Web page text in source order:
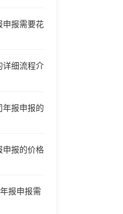
申报需要花
详细流程介
年报申报的
申报的价格
报申报需